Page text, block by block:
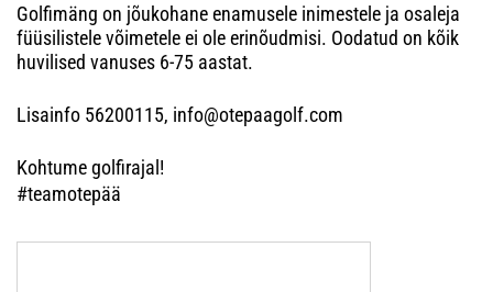
Golfimäng on jõukohane enamusele inimestele ja osaleja
füüsilistele võimetele ei ole erinõudmisi. Oodatud on kõik
huvilised vanuses 6-75 aastat.
Lisainfo 56200115, info@otepaagolf.com
Kohtume golfirajal!
#teamotepää